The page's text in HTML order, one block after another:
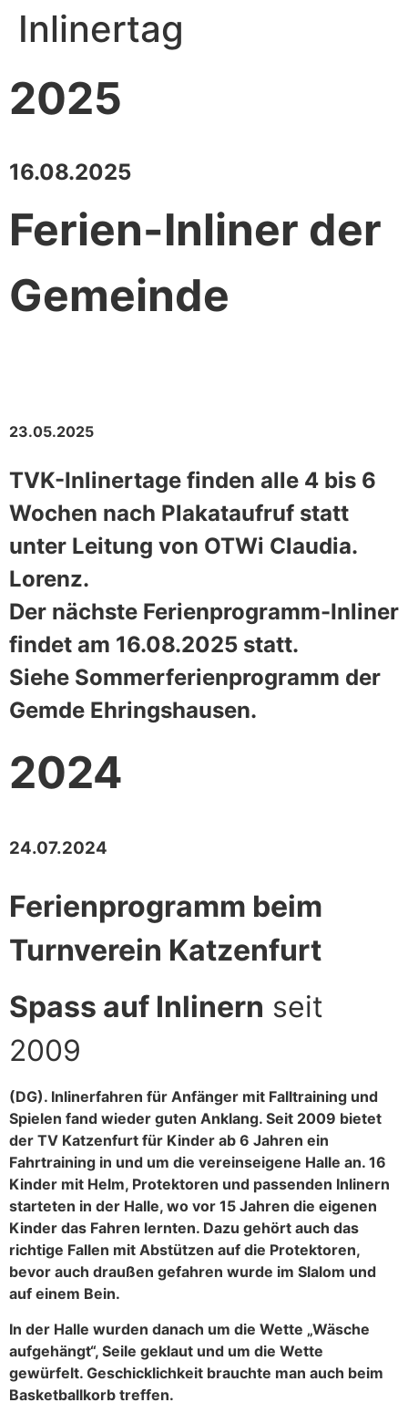
Inlinertag
2025
16.08.2025
Ferien-Inliner der
Gemeinde
23.05.2025
TVK-Inlinertage finden alle 4 bis 6
Wochen nach Plakataufruf statt
unter Leitung von OTWi Claudia.
Lorenz.
Der nächste Ferienprogramm-Inliner
findet am 16.08.2025 statt.
Siehe Sommerferienprogramm der
Gemde Ehringshausen.
2024
24.07.2024
Ferienprogramm beim
Turnverein Katzenfurt
Spass auf Inlinern seit
2009
(DG). Inlinerfahren für Anfänger mit Falltraining und
Spielen fand wieder guten Anklang. Seit 2009 bietet
der TV Katzenfurt für Kinder ab 6 Jahren ein
Fahrtraining in und um die vereinseigene Halle an. 16
Kinder mit Helm, Protektoren und passenden Inlinern
starteten in der Halle, wo vor 15 Jahren die eigenen
Kinder das Fahren lernten. Dazu gehört auch das
richtige Fallen mit Abstützen auf die Protektoren,
bevor auch draußen gefahren wurde im Slalom und
auf einem Bein.
In der Halle wurden danach um die Wette „Wäsche
aufgehängt“, Seile geklaut und um die Wette
gewürfelt. Geschicklichkeit brauchte man auch beim
Basketballkorb treffen.